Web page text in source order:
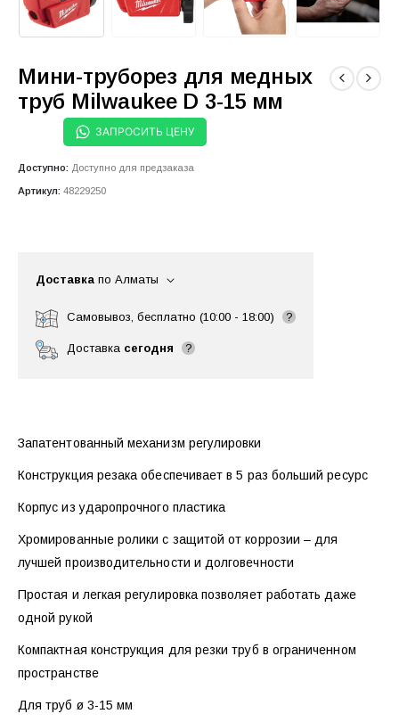
Мини-труборез для медных
труб Milwaukee D 3-15 мм
ЗАПРОСИТЬ ЦЕНУ
Доступно: Доступно для предзаказа
Артикул: 48229250
Доставка по Алматы
Самовывоз, бесплатно (10:00 - 18:00) ?
Доставка сегодня ?
Запатентованный механизм регулировки
Конструкция резака обеспечивает в 5 раз больший ресурс
Корпус из ударопрочного пластика
Хромированные ролики с защитой от коррозии – для
лучшей производительности и долговечности
Простая и легкая регулировка позволяет работать даже
одной рукой
Компактная конструкция для резки труб в ограниченном
пространстве
Для труб ø 3-15 мм